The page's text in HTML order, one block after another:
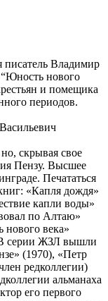
писатель Владимир
нового
и помещика
периодов.
скрывая свое
Пензу. Высшее
Печататься
«Капля дождя»
капли воды»
по Алтаю»
века»
В серии ЖЗЛ вышли
(1970), «Петр
редколлегии)
альманаха
его первого